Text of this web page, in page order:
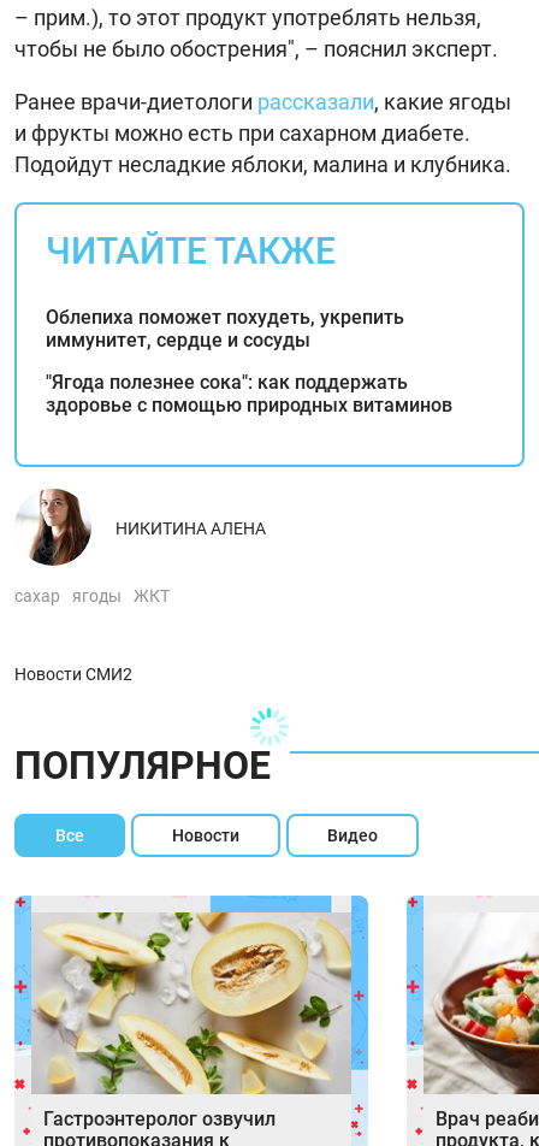
– прим.), то этот продукт употреблять нельзя,
чтобы не было обострения", – пояснил эксперт.
Ранее врачи-диетологи рассказали, какие ягоды
и фрукты можно есть при сахарном диабете.
Подойдут несладкие яблоки, малина и клубника.
ЧИТАЙТЕ ТАКЖЕ
Облепиха поможет похудеть, укрепить
иммунитет, сердце и сосуды
"Ягода полезнее сока": как поддержать
здоровье с помощью природных витаминов
НИКИТИНА АЛЕНА
сахар ягоды ЖКТ
Новости СМИ2
ПОПУЛЯРНОЕ
Все Новости Видео
Гастроэнтеролог озвучил
противопоказания к
Врач
продукта,